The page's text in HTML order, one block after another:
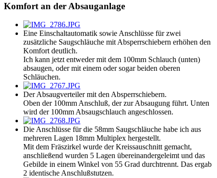
Komfort an der Absauganlage
Eine Einschaltautomatik sowie Anschlüsse für zwei
zusätzliche Saugschläuche mit Absperrschiebern erhöhen den
Komfort deutlich.
Ich kann jetzt entweder mit dem 100mm Schlauch (unten)
absaugen, oder mit einem oder sogar beiden oberen
Schläuchen.
Der Absaugverteiler mit den Absperrschiebern.
Oben der 100mm Anschluß, der zur Absaugung führt. Unten
wird der 100mm Absaugschlauch angeschlossen.
Die Anschlüsse für die 58mm Saugschläuche habe ich aus
mehreren Lagen 18mm Multiplex hergestellt.
Mit dem Fräszirkel wurde der Kreissauschnitt gemacht,
anschließend wurden 5 Lagen übereinandergeleimt und das
Gebilde in einem Winkel von 55 Grad durchtrennt. Das ergab
2 identische Anschlußstutzen.